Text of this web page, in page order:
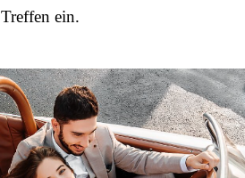
ein.